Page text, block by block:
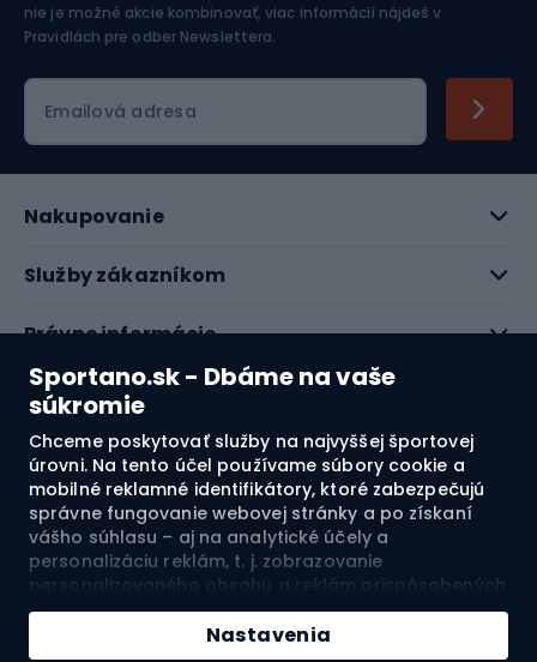
Sportano.sk - Dbáme na vaše
súkromie
Chceme poskytovať služby na najvyššej športovej
úrovni. Na tento účel používame súbory cookie a
mobilné reklamné identifikátory, ktoré zabezpečujú
správne fungovanie webovej stránky a po získaní
vášho súhlasu – aj na analytické účely a
personalizáciu reklám, t. j. zobrazovanie
personalizovaného obsahu a reklám prispôsobených
vašim záujmom a meranie ich účinnosti. Súbory
cookie a mobilné reklamné identifikátory môžu byť
použité ako na personalizované, tak aj na
Nastavenia
nie je možné akcie kombinovať, viac informácií nájdeš v
Pravidlách pre odber Newslettera.
Emailová adresa
Nakupovanie
Služby zákazníkom
Právne informácie
O nás
Pozrite si naše recenzie
4.7